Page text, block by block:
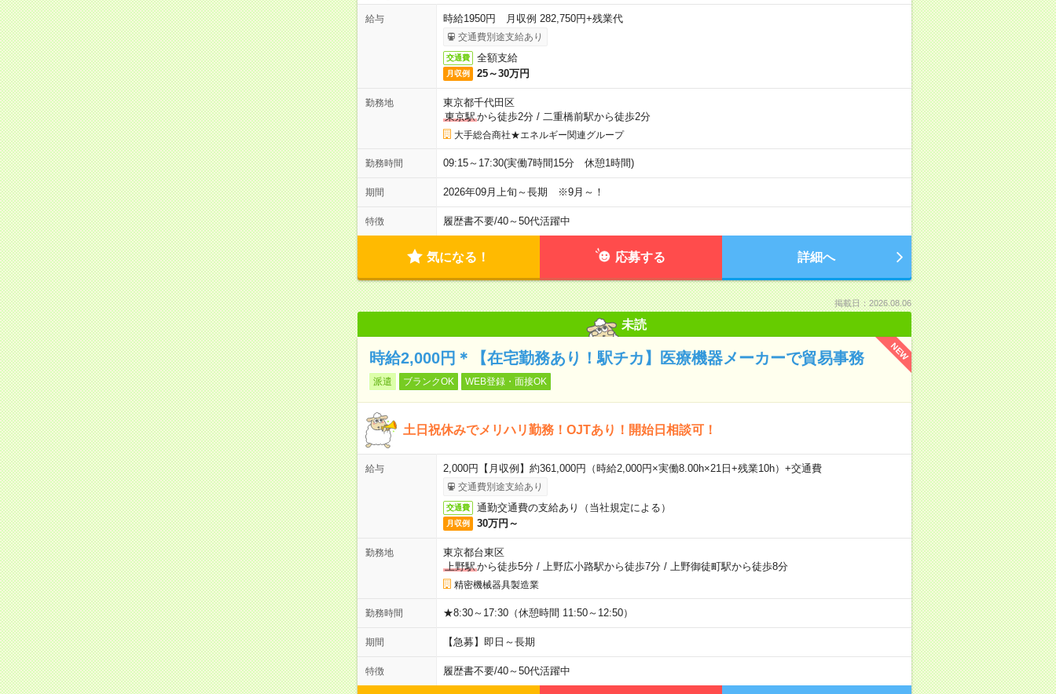
給与 時給1950円 月収例 282,750円+残業代
交通費別途支給あり
交通費 全額支給
月収例 25～30万円
勤務地
東京都千代田区
東京駅から徒歩2分/ 二重橋前駅から徒歩2分
大手総合商社★エネルギー関連グループ
勤務時間 09:15～17:30(実働7時間15分 休憩1時間)
期間 2026年09月上旬～長期 ※9月～！
特徴 履歴書不要/40～50代活躍中
気になる！ 応募する 詳細へ
掲載日：2026.08.06
未読
NEW
時給2,000円＊【在宅勤務あり！駅チカ】医療機器メーカーで貿易事務
派遣 ブランクOK WEB登録・面接OK
土日祝休みでメリハリ勤務！OJTあり！開始日相談可！
給与 2,000円【月収例】約361,000円（時給2,000円×実働8.00h×21日+残業10h）+交通費
交通費別途支給あり
交通費 通勤交通費の支給あり（当社規定による）
月収例 30万円～
勤務地
東京都台東区
上野駅から徒歩5分/ 上野広小路駅から徒歩7分/ 上野御徒町駅から徒歩8分
精密機械器具製造業
勤務時間 ★8:30～17:30（休憩時間 11:50～12:50）
期間 【急募】即日～長期
特徴 履歴書不要/40～50代活躍中